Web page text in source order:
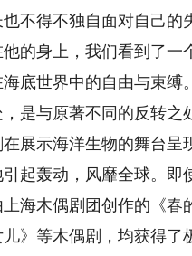
也不得不独自面对自己
的身上，我们看到了一
海底世界中的自由与束
是与原著不同的反转之
示海洋生物的舞台呈现
起轰动，风靡全球。即
海木偶剧团创作的《春
儿》等木偶剧，均获得